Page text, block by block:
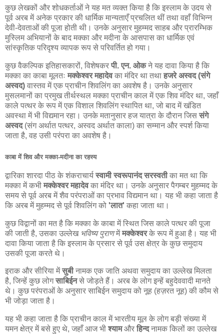
कुछ लेखकों और शोधकर्ताओं ने यह मत व्यक्त किया है कि इस्लाम के उदय से
पूर्व अरब में अनेक प्रकार की धार्मिक मान्यताएँ प्रचलित थीं तथा वहाँ विभिन्न
देवी-देवताओं की पूजा होती थी। उनके अनुसार मुहम्मद साहब और प्रारम्भिक
मुस्लिम अभियानों के बाद मक्का और मदीना के आसपास का धार्मिक एवं
सांस्कृतिक परिदृश्य व्यापक रूप से परिवर्तित हो गया।
कुछ वैकल्पिक इतिहासकारों, विशेषकरपी. एन. ओकने यह दावा किया है कि
मक्का का काबा मूलतःमक्केश्वर महादेवका मंदिर था तथाहजरे अस्वद (संगे
अस्वद) वास्तव में एक प्राचीन शिवलिंग का अवशेष है। उनके अनुसार
मुसलमानों का प्रमुख तीर्थस्थल मक्का प्राचीन काल में एक शिव मंदिर था, जहाँ
काले पत्थर के रूप में एक विशाल शिवलिंग स्थापित था, जो बाद में खंडित
अवस्था में भी विद्यमान रहा। उनके मतानुसार हज यात्रा के दौरान जिससंगे
अस्वद(संग अर्थात पत्थर, अस्वद अर्थात काला) का सम्मान और स्पर्श किया
जाता है, वह उसी परंपरा का अवशेष है।
काबा में शिव और मक्का-मदीना का रहस्य
द्वारिका शारदा पीठ के शंकराचार्यस्वामी स्वरूपानंद सरस्वतीका मत था कि
मक्का में कभीमक्केश्वर महादेवका मंदिर था। उनके अनुसार पैगम्बर मुहम्मद के
समय से पूर्व अरब में शैव परंपराओं का प्रभाव विद्यमान था। यह भी कहा जाता है
कि अरब में मुहम्मद से पूर्व शिवलिंग को 'लात' कहा जाता था।
कुछ विद्वानों का मत है कि मक्का के काबा में स्थित जिस काले पत्थर की पूजा
की जाती है, उसका उल्लेख भविष्य पुराणमेंमक्केश्वरके रूप में हुआ है। यह भी
दावा किया जाता है कि इस्लाम के प्रसार से पूर्व उस क्षेत्र के कुछ समुदाय
उसकी पूजा करते थे।
इराक और सीरिया मेंसुबीनामक एक जाति अथवा समुदाय का उल्लेख मिलता
है, जिन्हें कुछ लोगसाबिईनसे जोड़ते हैं। अरब के लोग इन्हें बहुदेववादी मानते
थे। कुछ परंपराओं के अनुसार साबिईन समुदाय को नूह (हज़रत नूह) की कौम से
भी जोड़ा जाता है।
यह भी कहा जाता है कि प्राचीन काल में भारतीय मूल के लोग बड़ी संख्या में
यमन क्षेत्र में बसे हुए थे, जहाँ आज भीश्यामऔरहिन्दनामक किलों का उल्लेख